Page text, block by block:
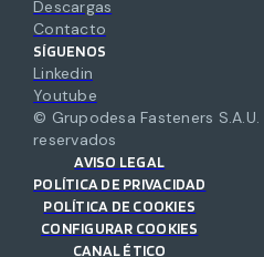
Descargas
Contacto
SÍGUENOS
Linkedin
Youtube
© Grupodesa Fasteners S.A.U.
reservados
AVISO LEGAL
POLÍTICA DE PRIVACIDAD
POLÍTICA DE COOKIES
CONFIGURAR COOKIES
CANAL ÉTICO